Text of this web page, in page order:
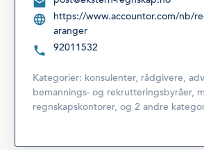
https://www.accountor.com/nb/
aranger
92011532
Kategorier: konsulenter, rådgivere,
bemannings- og rekrutteringsbyråer,
regnskapskontorer, og 2 andre